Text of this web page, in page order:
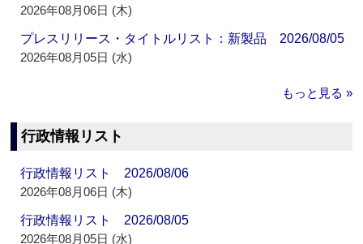
2026年08月06日 (木)
プレスリリース・タイトルリスト：新製品 2026/08/05
2026年08月05日 (水)
もっと見る »
行政情報リスト
行政情報リスト 2026/08/06
2026年08月06日 (木)
行政情報リスト 2026/08/05
2026年08月05日 (水)